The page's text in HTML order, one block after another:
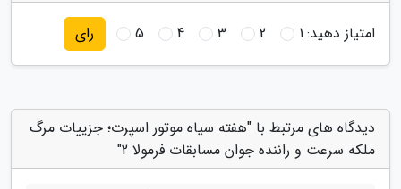
امتیاز دهید:1
2
3
4
5 رای
دیدگاه های مرتبط با "هفته سیاه موتور اسپرت؛ جزییات مرگ
ملکه سرعت و راننده جوان مسابقات فرمولا 2"